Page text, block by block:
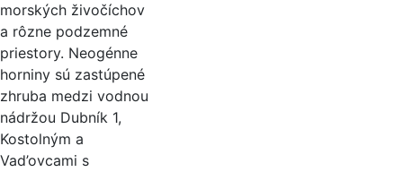
morských živočíchov
a rôzne podzemné
priestory. Neogénne
horniny sú zastúpené
zhruba medzi vodnou
nádržou Dubník 1,
Kostolným a
Vad’ovcami s